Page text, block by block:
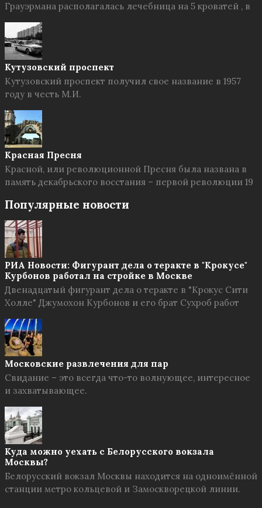
Грауэрмана располагалась лечебница на 5 кроватей , в
Кутузовский проспект
Кутузовский проспект получил свое название в 1957
году в честь М.И.
Красная Пресня
Красной, или революционной Пресня была названа в
память декабрьского восстания – первой революции 19
Популярные новости
РИА Новости: Фигурант дела о теракте в "Крокусе"
Курбонов работал на стройке в Москве
Двенадцатый фигурант дела о теракте в "Крокус Сити
Холле" Джумохон Курбонов и его брат Сухроб работ
Московские развлечения для пар
Свидание – это всегда что-то волнующее, интересное
и захватывающее.
Куда можно уехать с Белорусского вокзала
Москвы?
Белорусский вокзал Москвы находится на одноимённой
станции метро кольцевой и Замоскворецкой линии.